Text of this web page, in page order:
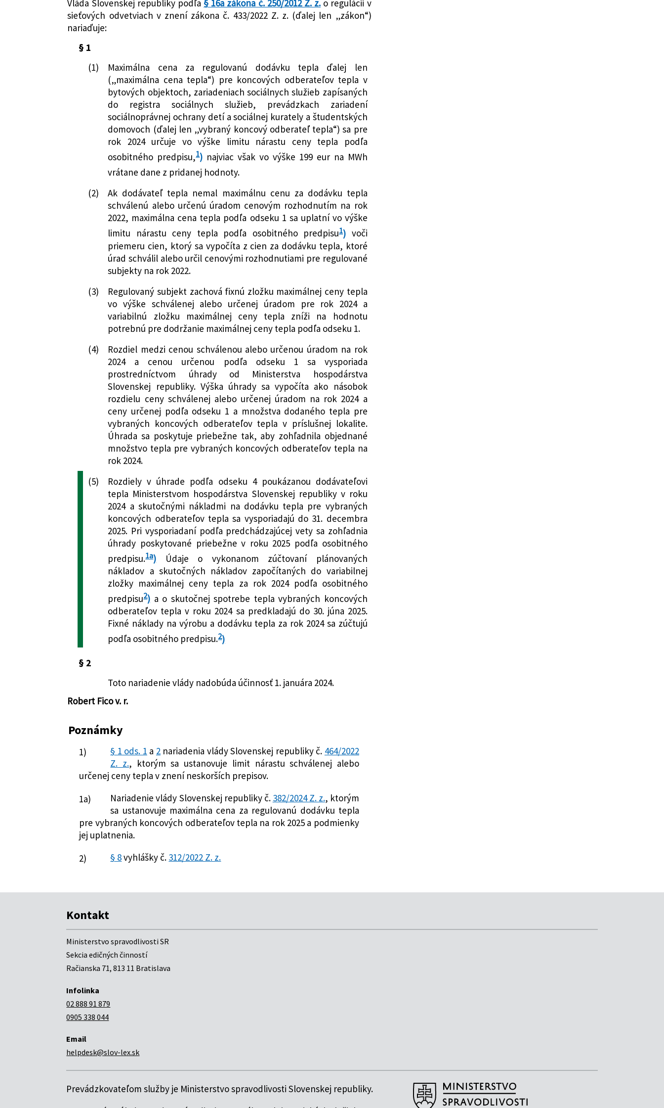
Vláda Slovenskej republiky podľa § 16a zákona č. 250/2012 Z. z. o regulácii v
sieťových odvetviach v znení zákona č. 433/2022 Z. z. (ďalej len „zákon“)
nariaďuje:
§ 1
(1)
Maximálna cena za regulovanú dodávku tepla ďalej len
(„maximálna cena tepla“) pre koncových odberateľov tepla v
bytových objektoch, zariadeniach sociálnych služieb zapísaných
do registra sociálnych služieb, prevádzkach zariadení
sociálnoprávnej ochrany detí a sociálnej kurately a študentských
domovoch (ďalej len „vybraný koncový odberateľ tepla“) sa pre
rok 2024 určuje vo výške limitu nárastu ceny tepla podľa
osobitného predpisu,1) najviac však vo výške 199 eur na MWh
vrátane dane z pridanej hodnoty.
(2)
Ak dodávateľ tepla nemal maximálnu cenu za dodávku tepla
schválenú alebo určenú úradom cenovým rozhodnutím na rok
2022, maximálna cena tepla podľa odseku 1 sa uplatní vo výške
limitu nárastu ceny tepla podľa osobitného predpisu1) voči
priemeru cien, ktorý sa vypočíta z cien za dodávku tepla, ktoré
úrad schválil alebo určil cenovými rozhodnutiami pre regulované
subjekty na rok 2022.
(3)
Regulovaný subjekt zachová fixnú zložku maximálnej ceny tepla
vo výške schválenej alebo určenej úradom pre rok 2024 a
variabilnú zložku maximálnej ceny tepla zníži na hodnotu
potrebnú pre dodržanie maximálnej ceny tepla podľa odseku 1.
(4)
Rozdiel medzi cenou schválenou alebo určenou úradom na rok
2024 a cenou určenou podľa odseku 1 sa vysporiada
prostredníctvom úhrady od Ministerstva hospodárstva
Slovenskej republiky. Výška úhrady sa vypočíta ako násobok
rozdielu ceny schválenej alebo určenej úradom na rok 2024 a
ceny určenej podľa odseku 1 a množstva dodaného tepla pre
vybraných koncových odberateľov tepla v príslušnej lokalite.
Úhrada sa poskytuje priebežne tak, aby zohľadnila objednané
množstvo tepla pre vybraných koncových odberateľov tepla na
rok 2024.
(5)
Rozdiely v úhrade podľa odseku 4 poukázanou dodávateľovi
tepla Ministerstvom hospodárstva Slovenskej republiky v roku
2024 a skutočnými nákladmi na dodávku tepla pre vybraných
koncových odberateľov tepla sa vysporiadajú do 31. decembra
2025. Pri vysporiadaní podľa predchádzajúcej vety sa zohľadnia
úhrady poskytované priebežne v roku 2025 podľa osobitného
predpisu.1a) Údaje o vykonanom zúčtovaní plánovaných
nákladov a skutočných nákladov započítaných do variabilnej
zložky maximálnej ceny tepla za rok 2024 podľa osobitného
predpisu2) a o skutočnej spotrebe tepla vybraných koncových
odberateľov tepla v roku 2024 sa predkladajú do 30. júna 2025.
Fixné náklady na výrobu a dodávku tepla za rok 2024 sa zúčtujú
podľa osobitného predpisu.2)
§ 2
Toto nariadenie vlády nadobúda účinnosť 1. januára 2024.
Robert Fico v. r.
Poznámky
1) § 1 ods. 1 a 2nariadenia vlády Slovenskej republiky č. 464/2022
Z. z., ktorým sa ustanovuje limit nárastu schválenej alebo
určenej ceny tepla v znení neskorších prepisov.
1a)
Nariadenie vlády Slovenskej republiky č. 382/2024 Z. z., ktorým
sa ustanovuje maximálna cena za regulovanú dodávku tepla
pre vybraných koncových odberateľov tepla na rok 2025 a podmienky
jej uplatnenia.
2)
§ 8vyhlášky č. 312/2022 Z. z.
Kontakt
Ministerstvo spravodlivosti SR
Sekcia edičných činností
Račianska 71, 813 11 Bratislava
Infolinka
02 888 91 879
0905 338 044
Email
helpdesk@slov-lex.sk
Prevádzkovateľom služby je Ministerstvo spravodlivosti Slovenskej republiky.